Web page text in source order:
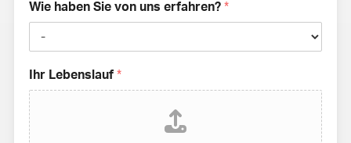
Wie haben Sie von uns erfahren? *
Ihr Lebenslauf *